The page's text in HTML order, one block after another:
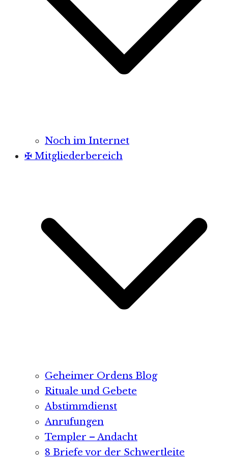
Noch im Internet
✠ Mitgliederbereich
Geheimer Ordens Blog
Rituale und Gebete
Abstimmdienst
Anrufungen
Templer – Andacht
8 Briefe vor der Schwertleite